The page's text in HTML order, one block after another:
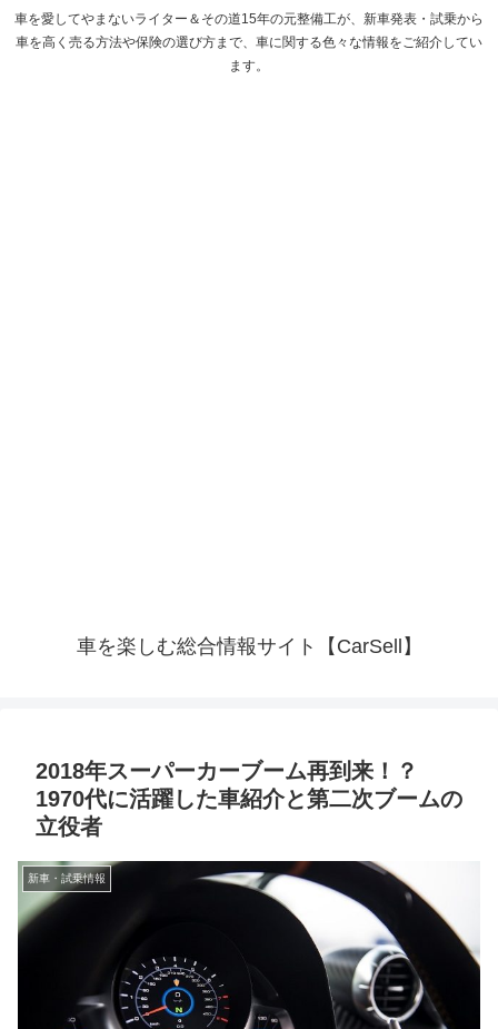
車を愛してやまないライター＆その道15年の元整備工が、新車発表・試乗から
車を高く売る方法や保険の選び方まで、車に関する色々な情報をご紹介してい
ます。
車を楽しむ総合情報サイト【CarSell】
2018年スーパーカーブーム再到来！？
1970代に活躍した車紹介と第二次ブームの
立役者
新車・試乗情報